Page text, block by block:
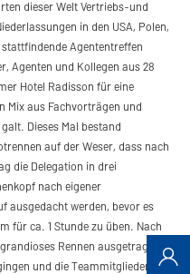
dieser Welt Vertriebs-und
in den USA, Polen,
Agententreffen
Agenten und Kollegen aus 28
Hotel Radisson für eine
Mix aus Fachvorträgen und
Dieses Mal bestand
auf der Weser, dass nach
die Delegation in drei
nach eigener
ausgedacht werden, bevor es
für ca. 1 Stunde zu üben. Nach
Rennen ausgetragen,
und die Teammitglieder an